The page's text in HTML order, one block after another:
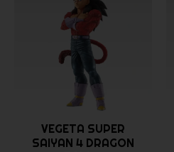
VEGETA SUPER
SAIYAN 4 DRAGON